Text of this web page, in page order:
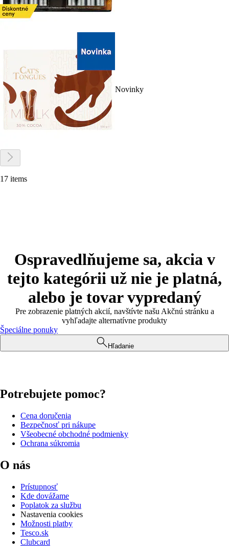
Novinky
17 items
Ospravedlňujeme sa, akcia v
tejto kategórii už nie je platná,
alebo je tovar vypredaný
Pre zobrazenie platných akcií, navštívte našu Akčnú stránku a
vyhľadajte alternatívne produkty
Špeciálne ponuky
Hľadanie
Potrebujete pomoc?
Cena doručenia
Bezpečnosť pri nákupe
Všeobecné obchodné podmienky
Ochrana súkromia
O nás
Prístupnosť
Kde dovážame
Poplatok za službu
Nastavenia cookies
Možnosti platby
Tesco.sk
Clubcard